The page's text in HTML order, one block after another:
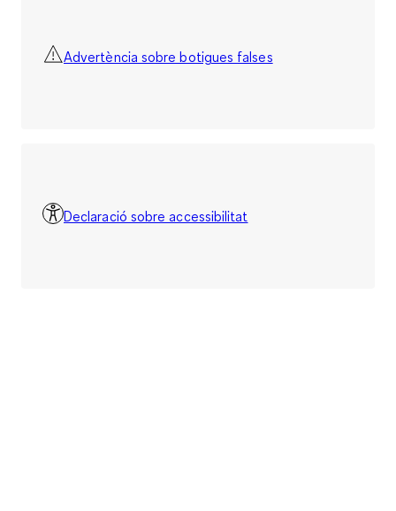
Advertència sobre botigues falses
Declaració sobre accessibilitat